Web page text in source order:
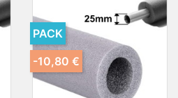
PACK
-10,80 €